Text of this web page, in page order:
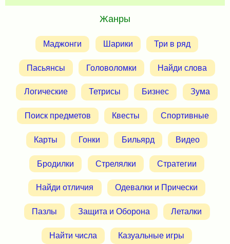
Жанры
Маджонги Шарики Три в ряд
Пасьянсы Головоломки Найди слова
Логические Тетрисы Бизнес Зума
Поиск предметов Квесты Спортивные
Карты Гонки Бильярд Видео
Бродилки Стрелялки Стратегии
Найди отличия Одевалки и Прически
Пазлы Защита и Оборона Леталки
Найти числа Казуальные игры